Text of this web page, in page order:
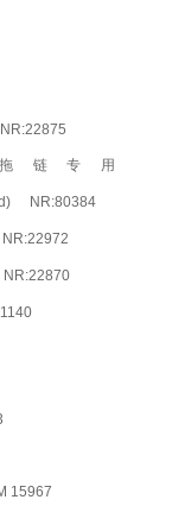
拖链专用
NR:80384
NR:22972
NR:22870
15967